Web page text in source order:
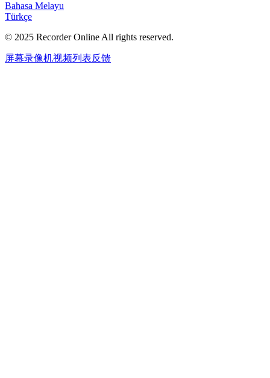
Bahasa Melayu
Türkçe
© 2025 Recorder Online All rights reserved.
屏幕录像机视频列表反馈